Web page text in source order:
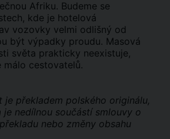
Afriku. Budeme se
kde je hotelová
vozovky velmi odlišný od
být výpadky proudu. Masová
světa prakticky neexistuje,
cestovatelů.
je překladem polského originálu,
nedílnou součástí smlouvy o
nebo změny obsahu